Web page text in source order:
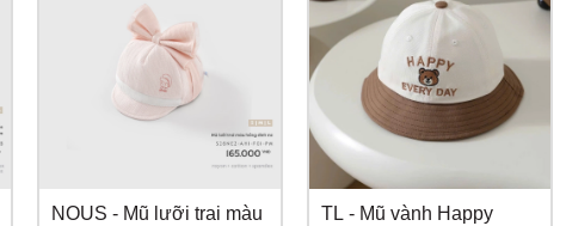
NOUS - Mũ lưỡi trai màu
TL - Mũ vành Happy